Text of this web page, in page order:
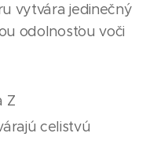
vytvára jedinečný
odolnosťou voči
Z
celistvú